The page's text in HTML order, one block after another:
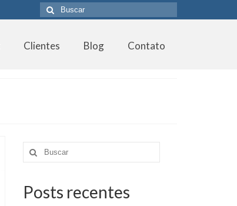
Buscar
por:
Clientes Blog Contato
Buscar
por:
Posts recentes